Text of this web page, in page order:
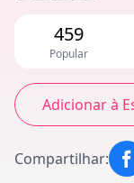
459
Popular
Adicionar à
Compartilhar: